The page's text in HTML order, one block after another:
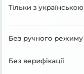
Тільки з українською
Без ручного режиму
Без верифікації